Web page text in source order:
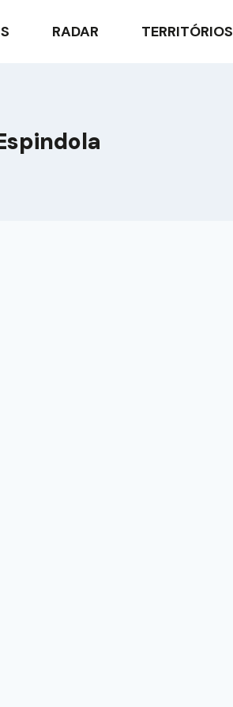
RADAR TERRITÓRIOS